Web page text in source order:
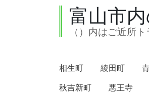
富山市
（）内はご近所
相生町 綾田町
秋吉新町
悪王寺